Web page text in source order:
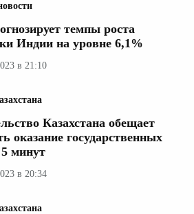
темпы роста
Индии на уровне 6,1%
в 21:10
Казахстана обещает
оказание государственных
5 минут
в 20:34